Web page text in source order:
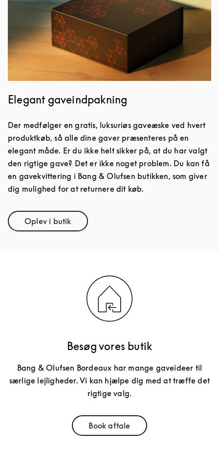
Elegant gaveindpakning
Der medfølger en gratis, luksuriøs gaveæske ved hvert
produktkøb, så alle dine gaver præsenteres på en
elegant måde. Er du ikke helt sikker på, at du har valgt
den rigtige gave? Det er ikke noget problem. Du kan få
en gavekvittering i Bang & Olufsen butikken, som giver
dig mulighed for at returnere dit køb.
Oplev i butikLink Opens in New Tab
Besøg vores butik
Bang & Olufsen Bordeaux har mange gaveideer til
særlige lejligheder. Vi kan hjælpe dig med at træffe det
rigtige valg.
Book aftaleLink Opens in New Tab